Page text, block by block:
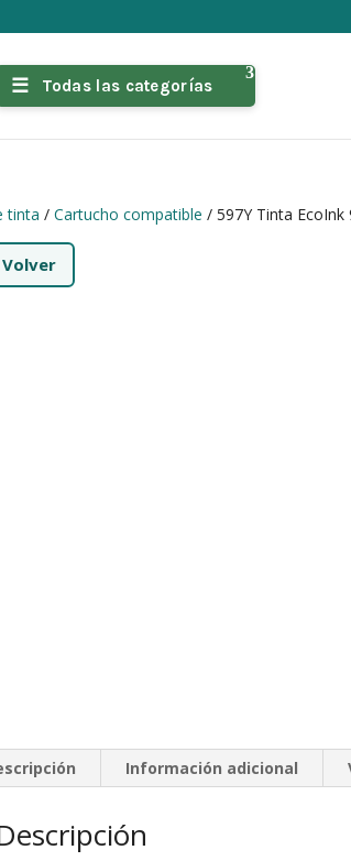
Todas las categorías
tinta /Cartucho compatible / 597Y Tinta EcoInk
Volver
Información adicional